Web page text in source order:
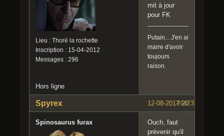
Lieu : Thoré la rochette
Inscription : 15-04-2012
Messages : 296
mit à jour
pour FK
Putain... J'en ai
marre d'avoir
toujours
raison.
Hors ligne
#647
12-08-2017 20:31:12
Spyrex
Spinosaurus furax
Ouch, faut
prévenir qu'il